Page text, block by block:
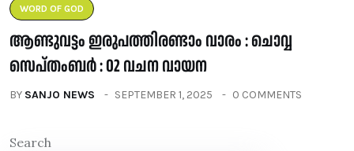
WORD OF GOD
ആണ്ടുവട്ടം ഇരുപത്തിരണ്ടാം വാരം : ചൊവ്വ
സെപ്തംബർ : 02 വചന വായന
BY SANJO NEWS SEPTEMBER 1, 2025 0 COMMENTS
Search